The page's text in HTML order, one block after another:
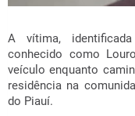
A vítima,
conhecido como
veículo enquanto
residência na
do Piauí.